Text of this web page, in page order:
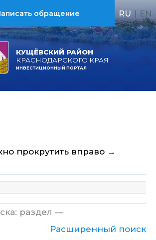
КУЩЁВСКИЙ РАЙОН
КРАСНОДАРСКОГО КРАЯ
ИНВЕСТИЦИОННЫЙ ПОРТАЛ
обращение RU | EN
прокрутить вправо →
раздел —
Расширенный поиск